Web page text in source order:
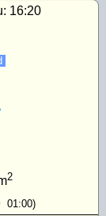
16:20
2
01:00)